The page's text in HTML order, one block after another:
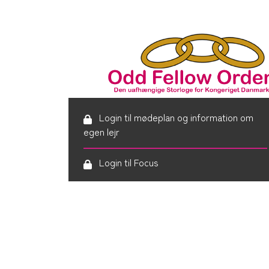
Login til mødeplan og information om
egen lejr
Login til Focus